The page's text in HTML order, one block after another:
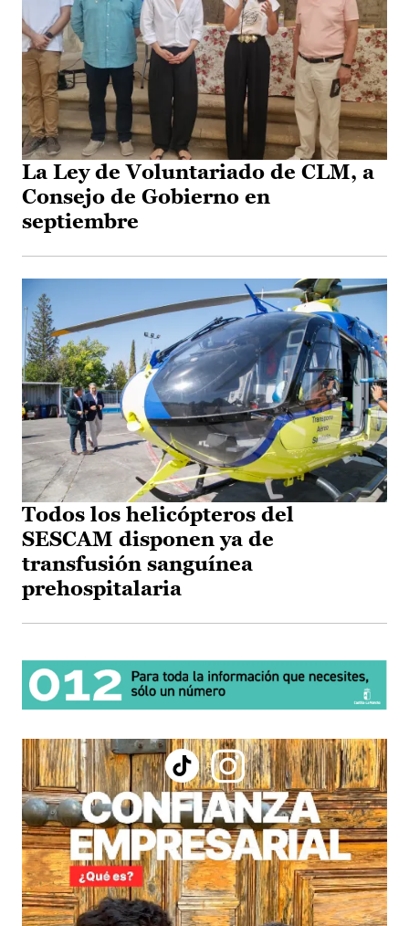
La Ley de Voluntariado de CLM, a
Consejo de Gobierno en
septiembre
Todos los helicópteros del
SESCAM disponen ya de
transfusión sanguínea
prehospitalaria